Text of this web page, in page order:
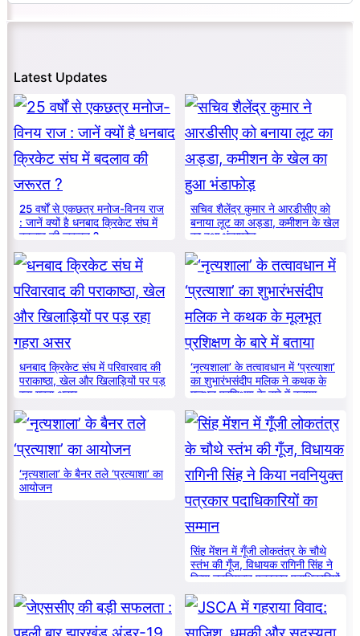
Latest Updates
25 वर्षों से एकछत्र मनोज-विनय राज
: जानें क्यों है धनबाद क्रिकेट संघ में
बदलाव की जरूरत ?
सचिव शैलेंद्र कुमार ने आरडीसीए को
बनाया लूट का अड्डा, कमीशन के खेल
का हुआ भंडाफोड़
धनबाद क्रिकेट संघ में परिवारवाद की
पराकाष्ठा, खेल और खिलाड़ियों पर पड़
रहा गहरा असर
‘नृत्यशाला’ के तत्वावधान में ‘प्रत्याशा’
का शुभारंभसंदीप मलिक ने कथक के
मूलभूत प्रशिक्षण के बारे में बताया
‘नृत्यशाला’ के बैनर तले ‘प्रत्याशा’ का
आयोजन
सिंह मेंशन में गूँजी लोकतंत्र के चौथे
स्तंभ की गूँज, विधायक रागिनी सिंह ने
किया नवनियुक्त पत्रकार पदाधिकारियों
का सम्मान